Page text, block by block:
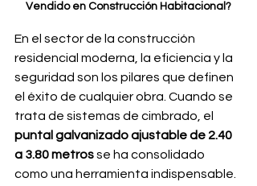
Vendido en Construcción Habitacional?
En el sector de la construcción
residencial moderna, la eficiencia y la
seguridad son los pilares que definen
el éxito de cualquier obra. Cuando se
trata de sistemas de cimbrado, el
puntal galvanizado ajustable de 2.40
a 3.80 metros se ha consolidado
como una herramienta indispensable.